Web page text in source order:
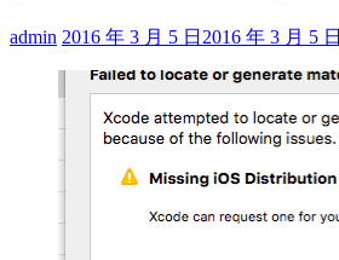
admin 2016 年 3 月 5 日 2016 年 3 月 5 日